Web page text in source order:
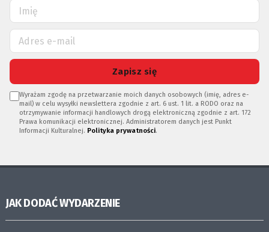
Zapisz się
Wyrażam zgodę na przetwarzanie moich danych osobowych (imię, adres e-
mail) w celu wysyłki newslettera zgodnie z art. 6 ust. 1 lit. a RODO oraz na
otrzymywanie informacji handlowych drogą elektroniczną zgodnie z art. 172
Prawa komunikacji elektronicznej. Administratorem danych jest Punkt
Informacji Kulturalnej. Polityka prywatności.
JAK DODAĆ WYDARZENIE